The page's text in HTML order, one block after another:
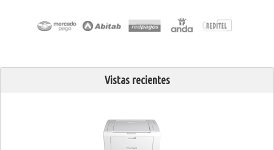
Vistas recientes